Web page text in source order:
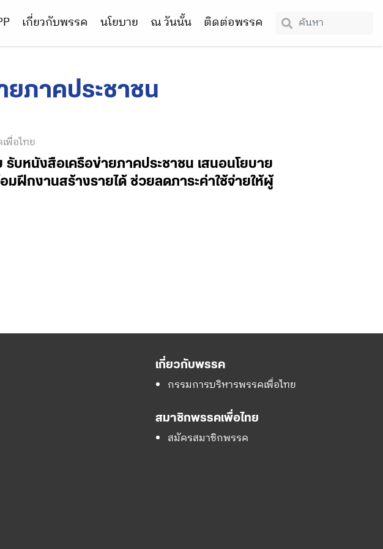
เกี่ยวกับพรรค นโยบาย ณ วันนั้น ติดต่อพรรค
ยภาคประชาชน
พื่อไทย
รับหนังสือเครือข่ายภาคประชาชน เสนอนโยบาย
ฝึกงานสร้างรายได้ ช่วยลดภาระค่าใช้จ่ายให้ผู้
เกี่ยวกับพรรค
กรรมการบริหารพรรคเพื่อไทย
สมาชิกพรรคเพื่อไทย
สมัครสมาชิกพรรค